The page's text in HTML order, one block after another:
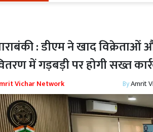
: डीएम ने खाद
में गड़बड़ी पर होगी सख्त
Vichar Network ByAmrit